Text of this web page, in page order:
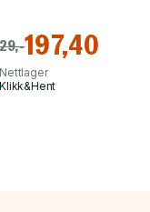
197,40
Nettlager
Klikk&Hent